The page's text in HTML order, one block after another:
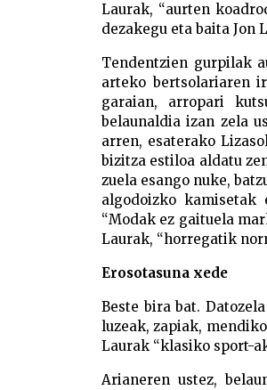
Laurak, “aurten
dezakegu eta baita Jon
Tendentzien gurpilak
arteko bertsolariaren
garaian, arropari
belaunaldia izan zela
arren, esaterako
bizitza estiloa aldatu
zuela esango nuke,
algodoizko
“Modak ez gaituela
Laurak, “horregatik
Erosotasuna xede
Beste bira bat.
luzeak, zapiak,
Laurak “klasiko sport-
Arianeren ustez,